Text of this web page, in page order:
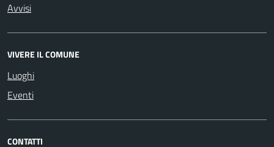
Avvisi
VIVERE IL COMUNE
Luoghi
Eventi
CONTATTI